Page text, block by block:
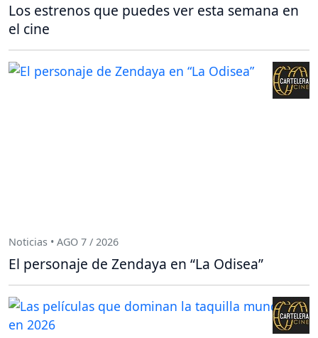
Los estrenos que puedes ver esta semana en
el cine
Noticias • AGO 7 / 2026
El personaje de Zendaya en “La Odisea”